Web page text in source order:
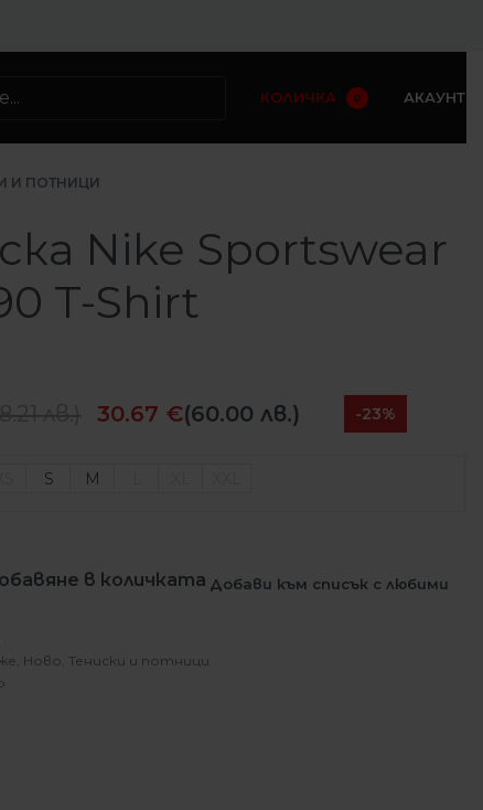
КОЛИЧКА 0 АКАУНТ
И ПОТНИЦИ
Nike Sportswear
T-Shirt
30.67 €(60.00 лв.) -23%
S M
в количката Добави към списък с любими
Ново Тениски и потници